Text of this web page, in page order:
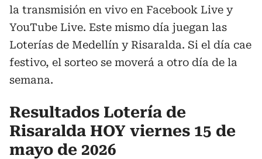
la transmisión en vivo en Facebook Live y
YouTube Live. Este mismo día juegan las
Loterías de Medellín y Risaralda. Si el día cae
festivo, el sorteo se moverá a otro día de la
semana.
Resultados Lotería de
Risaralda HOY viernes 15 de
mayo de 2026